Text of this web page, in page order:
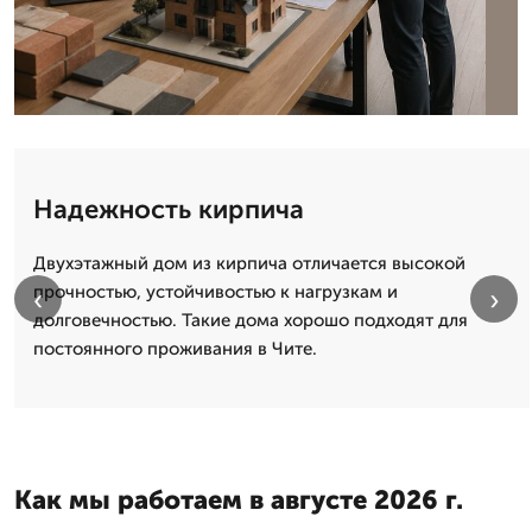
Надежность кирпича
Двухэтажный дом из кирпича отличается высокой
прочностью, устойчивостью к нагрузкам и
долговечностью. Такие дома хорошо подходят для
постоянного проживания в Чите.
‹ ›
Как мы работаем в августе 2026 г.